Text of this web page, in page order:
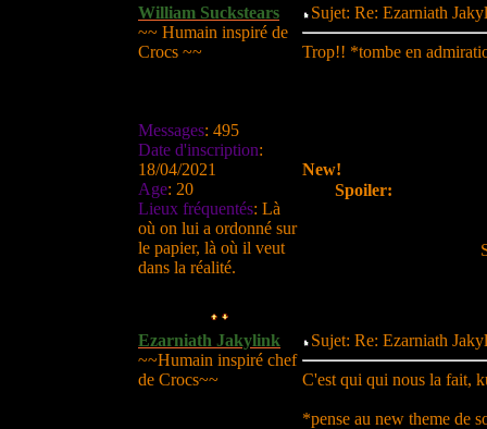
William Suckstears
~~ Humain inspiré de
Crocs ~~
Messages: 495
Date d'inscription:
18/04/2021
Age: 20
Lieux fréquentés: Là
où on lui a ordonné sur
le papier, là où il veut
dans la réalité.
Sujet: Re: Ezarniath
Trop!! *tombe en
New!
Spoiler:
Ezarniath Jakylink
~~Humain inspiré chef
de Crocs~~
Sujet: Re: Ezarniath
C'est qui qui nous la fait,
*pense au new theme de